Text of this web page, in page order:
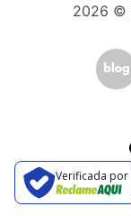
2026 ©
Verificada por